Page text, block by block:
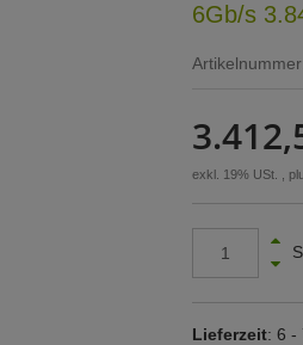
6Gb/s
exkl. 19% USt. ,
Lieferzeit: 6 -